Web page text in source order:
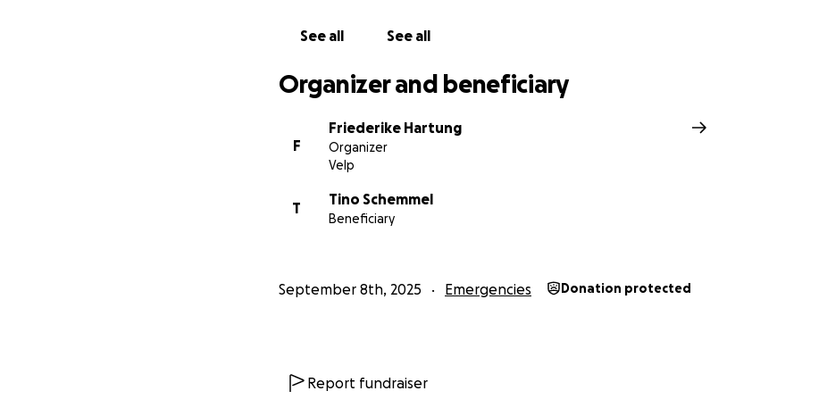
See all See all
Organizer and beneficiary
F
Friederike Hartung
Organizer
Velp
T
Tino Schemmel
Beneficiary
September 8th, 2025 Emergencies Donation protected
Report fundraiser